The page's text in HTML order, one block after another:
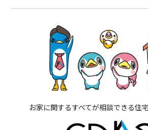
お家に関するすべてが相談できる住